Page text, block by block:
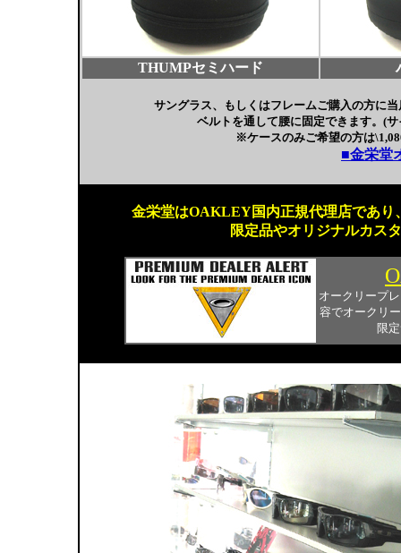
THUMPセミハード
サングラス、もしくはフレームご購入の方に
ベルトを通して腰に固定できます。(
※ケースのみご希望の方は\1,080
■金栄堂
金栄堂はOAKLEY国内正規代理店であり
限定品やオリジナルカス
オークリープ
容でオークリ
限